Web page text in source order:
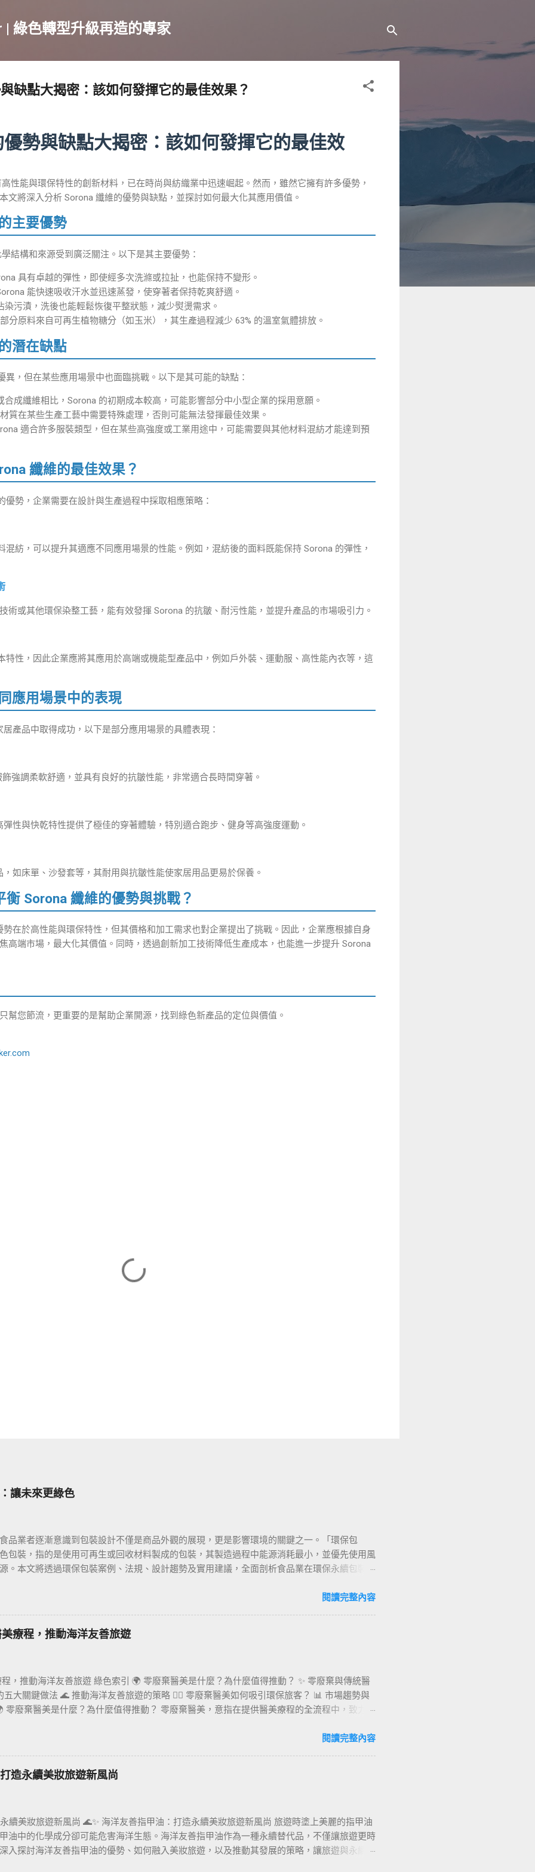
綠色轉型升級再造的專家
缺點大揭密：該如何發揮它的最佳效果？
勢與缺點大揭密：該如何發揮它的最佳效
性能與環保特性的創新材料，已在時尚與紡織業中迅速崛起。然而，雖然它擁有許多優勢，
文將深入分析 Sorona 纖維的優勢與缺點，並探討如何最大化其應用價值。
主要優勢
結構和來源受到廣泛關注。以下是其主要優勢：
具有卓越的彈性，即使經多次洗滌或拉扯，也能保持不變形。
能快速吸收汗水並迅速蒸發，使穿著者保持乾爽舒適。
染污漬，洗後也能輕鬆恢復平整狀態，減少熨燙需求。
分原料來自可再生植物糖分（如玉米），其生產過程減少 63% 的溫室氣體排放。
潛在缺點
異，但在某些應用場景中也面臨挑戰。以下是其可能的缺點：
合成纖維相比，Sorona 的初期成本較高，可能影響部分中小型企業的採用意願。
質在某些生產工藝中需要特殊處理，否則可能無法發揮最佳效果。
適合許多服裝類型，但在某些高強度或工業用途中，可能需要與其他材料混紡才能達到預
纖維的最佳效果？
優勢，企業需要在設計與生產過程中採取相應策略：
混紡，可以提升其適應不同應用場景的性能。例如，混紡後的面料既能保持 Sorona 的彈性，
術或其他環保染整工藝，能有效發揮 Sorona 的抗皺、耐污性能，並提升產品的市場吸引力。
特性，因此企業應將其應用於高端或機能型產品中，例如戶外裝、運動服、高性能內衣等，這
應用場景中的表現
產品中取得成功，以下是部分應用場景的具體表現：
強調柔軟舒適，並具有良好的抗皺性能，非常適合長時間穿著。
性與快乾特性提供了極佳的穿著體驗，特別適合跑步、健身等高強度運動。
如床單、沙發套等，其耐用與抗皺性能使家居用品更易於保養。
衡 Sorona 纖維的優勢與挑戰？
在於高性能與環保特性，但其價格和加工需求也對企業提出了挑戰。因此，企業應根據自身
高端市場，最大化其價值。同時，透過創新加工技術降低生產成本，也能進一步提升 Sorona
只幫您節流，更重要的是幫助企業開源，找到綠色新產品的定位與價值。
讓未來更綠色
品業者逐漸意識到包裝設計不僅是商品外觀的展現，更是影響環境的關鍵之一。「環保包
包裝，指的是使用可再生或回收材料製成的包裝，其製造過程中能源消耗最小，並優先使用風
。本文將透過環保包裝案例、法規、設計趨勢及實用建議，全面剖析食品業在環保永續包裝上
維、甘蔗渣和咖啡渣等，替代塑料。 製造過程 ：減少能源消耗，降低污染排放。 設計創意
質挑戰傳統塑料包裝的地位。 環保包材法規的推動力 環保包材的發展背後，國際和地方法規
規 ：到2030年，所有塑料包裝須達到可重複使用或可回收標準。 台灣政策 ：推動減塑法
再利用的包裝。 美國新興州法 ：如加州要求食品和飲料業採用至少30%的回收材料。 環保包
已被廣泛應用於食品包裝盒的設計，能快速分解並減少廢棄物。 案例 ： Upcyqlo 可分解煙草
，能在自然環境中迅速分解，完美解決傳統煙草包裝難回收的問題。 2. 可重複使用與循環包
」推出的循環包裝系統，以可重複使用的包裝袋結合實體店家回收系統，展現環保設計的實
食品包裝不僅是功能性的需求，美學與環保的結合更能吸引消費者目光。 案例 ： 膠囊茶包裝
，為忙碌的消費者提供永續的解決方案。 環保包裝的成功案例比較 以下為三個成功環保包裝
可分解煙草管 材質 ：可分解材料 特色 ：符合自然降解標準，減少污染 市場影響 ：提供北美
閱讀完整內容
療程，推動海洋友善旅遊
，推動海洋友善旅遊 綠色索引 🌍 零廢棄醫美是什麼？為什麼值得推動？ ✨ 零廢棄與傳統醫
五大關鍵做法 🌊 推動海洋友善旅遊的策略 🛋‍♀️ 零廢棄醫美如何吸引環保旅客？ 📊 市場趨勢與
零廢棄醫美是什麼？為什麼值得推動？ 零廢棄醫美，意指在提供醫美療程的全流程中，致力於
責任醫療的承諾。 面對全球旅遊回溫，許多旅客開始重視環境影響，選擇更具責任感的服務
美療程比較 項目 傳統醫美療程 零廢棄醫美療程 一次性用品 大量使用拋棄式紙巾、手套、塑膠
料 療程包裝 複合式包裝難以回收 單一材質設計，便於回收或再利用 產品選擇 常含有對海洋
、無微塑料產品 旅客參與 缺乏環保意識引導 療程前後提供永續教育與體驗活動 品牌形象 功
環保耗材 ：選用FSC認證紙巾、生物可分解棉片與可回收容器。 能源優化 ：引進太陽能面
設備。 綠色療程包設計 ：將產品集中於單一可回收包裝，並設立回收回饋機制。 夥伴共創 ：
作，提供整合式療癒與旅遊體驗。 🌊 推動海洋友善旅遊的策略 零廢棄醫美不僅是環保醫療，
閱讀完整內容
造永續美妝旅遊新風尚
續美妝旅遊新風尚 🌊✨ 海洋友善指甲油：打造永續美妝旅遊新風尚 旅遊時塗上美麗的指甲油
油中的化學成分卻可能危害海洋生態。海洋友善指甲油作為一種永續替代品，不僅讓旅遊更時
入探討海洋友善指甲油的優勢、如何融入美妝旅遊，以及推動其發展的策略，讓旅遊與永續共